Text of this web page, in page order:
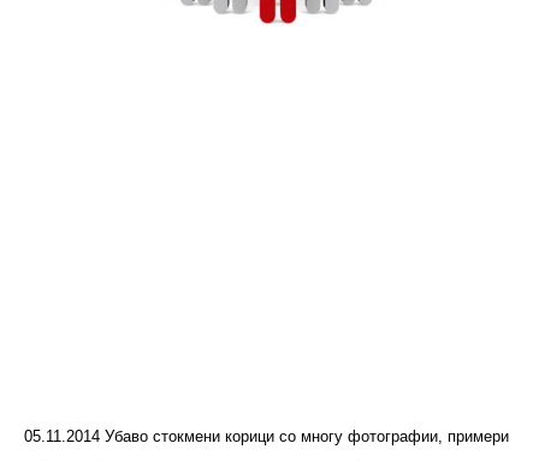
05.11.2014 Убаво стокмени корици со многу фотографии, примери